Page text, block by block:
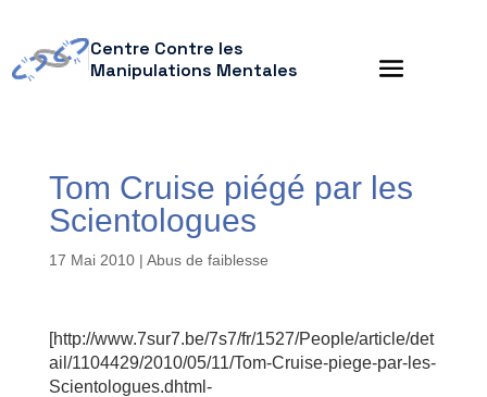
Centre Contre les
Manipulations Mentales
Tom Cruise piégé par les
Scientologues
17 Mai 2010| Abus de faiblesse
[http://www.7sur7.be/7s7/fr/1527/People/article/det
ail/1104429/2010/05/11/Tom-Cruise-piege-par-les-
Scientologues.dhtml-